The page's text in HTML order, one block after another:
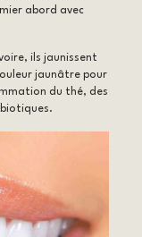
abord avec
ils jaunissent
jaunâtre pour
du thé, des